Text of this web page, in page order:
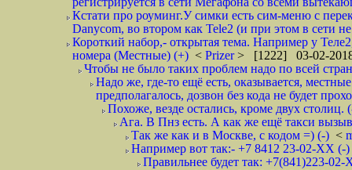
Кстати про роуминг.У симки есть сим-меню с
Danycom, во втором как Tele2 (и при этом в сети
Короткий набор,- открытая тема. Например у
номера (Местные) (+) < Prizer> [1222] 03-02-
Чтобы не было таких проблем надо по всей
Надо же, где-то ещё есть, оказывается,
предполагалось, дозвон без кода не будет
Похоже, везде остались, кроме двух
Ага. В Пнз есть. А как же ещё такси
Так же как и в Москве, с кодом =) (-) <
Например вот так:- +7 8412 23-02-ХХ (-
Правильнее будет так: +7(841)223-